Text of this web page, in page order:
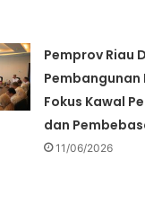
Pemprov Riau
Fokus Kawal
dan
11/06/2026